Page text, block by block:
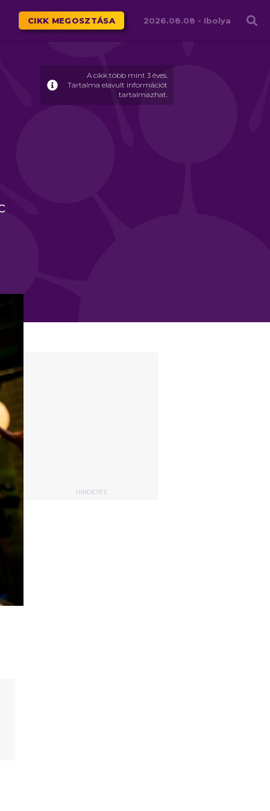
Családháló
CIKK MEGOSZTÁSA 2026.08.08 - Ibolya
A cikk több mint 3 éves.
Tartalma elavult információt
tartalmazhat.
HIRDETÉS